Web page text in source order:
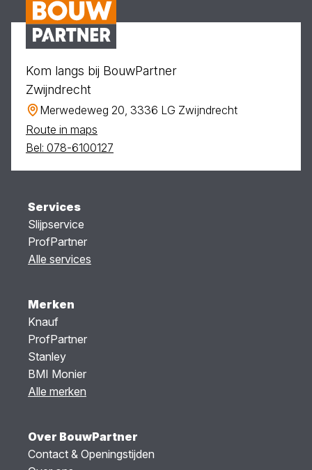
Kom langs bij BouwPartner
Zwijndrecht
Merwedeweg 20, 3336 LG Zwijndrecht
Route in maps
Bel: 078-6100127
Services
Slijpservice
ProfPartner
Alle services
Merken
Knauf
ProfPartner
Stanley
BMI Monier
Alle merken
Over BouwPartner
Contact & Openingstijden